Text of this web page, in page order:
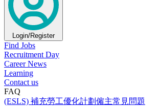
Login/Register
Find Jobs
Recruitment Day
Career News
Learning
Contact us
FAQ
(ESLS) 補充勞工優化計劃僱主常見問題